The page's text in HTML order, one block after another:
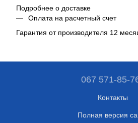
Подробнее о доставке
Оплата на расчетный счет
Гарантия от производителя 12
067 571-85-
Контакты
Полная версия